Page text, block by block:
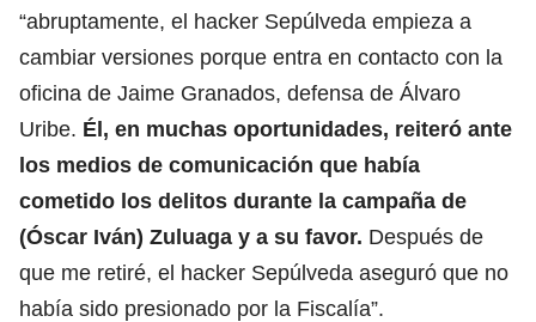
“abruptamente, el hacker Sepúlveda empieza a
cambiar versiones porque entra en contacto con la
oficina de Jaime Granados, defensa de Álvaro
Uribe. Él, en muchas oportunidades, reiteró ante
los medios de comunicación que había
cometido los delitos durante la campaña de
(Óscar Iván) Zuluaga y a su favor. Después de
que me retiré, el hacker Sepúlveda aseguró que no
había sido presionado por la Fiscalía”.